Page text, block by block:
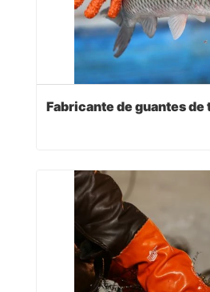
Fabricante de guantes de